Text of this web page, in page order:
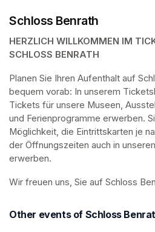
Schloss Benrath
HERZLICH WILLKOMMEN IM
SCHLOSS BENRATH
Planen Sie Ihren Aufenthalt auf
bequem vorab: In unserem
Tickets für unsere Museen,
und Ferienprogramme erwerben.
Möglichkeit, die Eintrittskarten je
der Öffnungszeiten auch in
erwerben.
Wir freuen uns, Sie auf Schloss
Other events of Schloss